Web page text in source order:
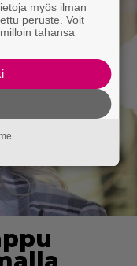
myös ilman
peruste. Voit
tahansa